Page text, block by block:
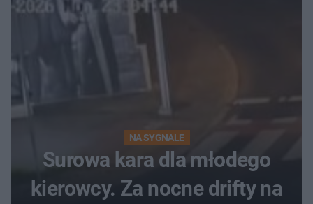
NA SYGNALE
Surowa kara dla młodego
kierowcy. Za nocne drifty na